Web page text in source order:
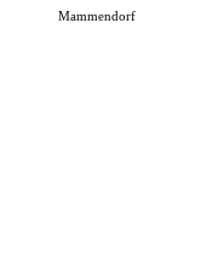
Mammendorf